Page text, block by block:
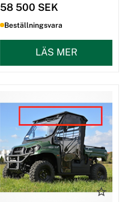
58 500 SEK
Beställningsvara
LÄS MER